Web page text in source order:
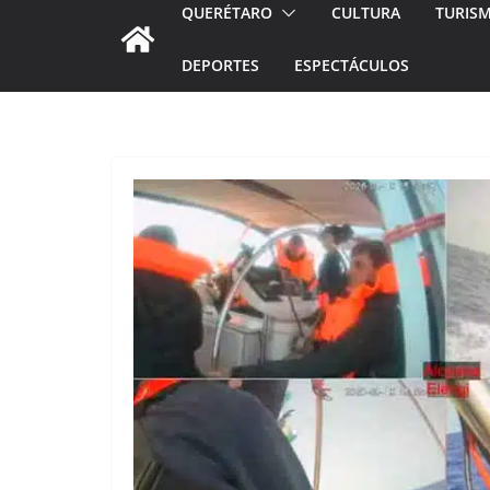
QUERÉTARO CULTURA
DEPORTES ESPECTÁCULOS